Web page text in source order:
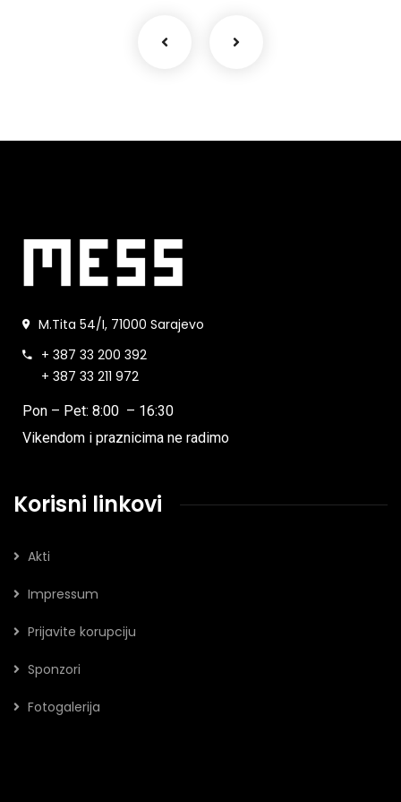
M.Tita 54/I, 71000 Sarajevo
+ 387 33 200 392
+ 387 33 211 972
Pon – Pet: 8:00 – 16:30
Vikendom i praznicima ne radimo
Korisni linkovi
Akti
Impressum
Prijavite korupciju
Sponzori
Fotogalerija